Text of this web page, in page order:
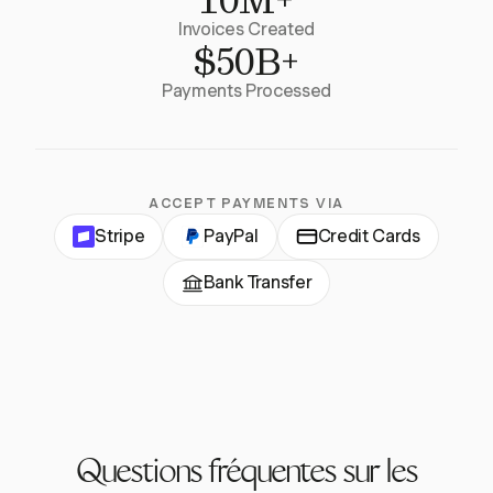
Invoices Created
$50B+
Payments Processed
ACCEPT PAYMENTS VIA
Stripe PayPal Credit Cards
Bank Transfer
Questions fréquentes sur les